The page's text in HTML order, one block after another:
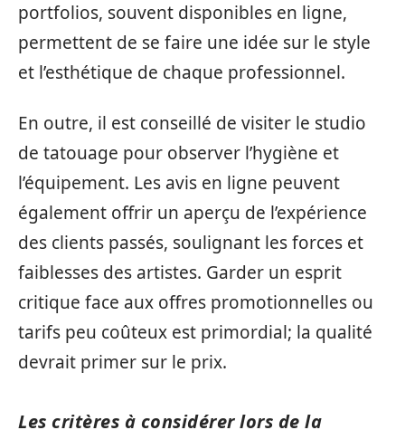
portfolios, souvent disponibles en ligne,
permettent de se faire une idée sur le style
et l’esthétique de chaque professionnel.
En outre, il est conseillé de visiter le studio
de tatouage pour observer l’hygiène et
l’équipement. Les avis en ligne peuvent
également offrir un aperçu de l’expérience
des clients passés, soulignant les forces et
faiblesses des artistes. Garder un esprit
critique face aux offres promotionnelles ou
tarifs peu coûteux est primordial; la qualité
devrait primer sur le prix.
Les critères à considérer lors de la